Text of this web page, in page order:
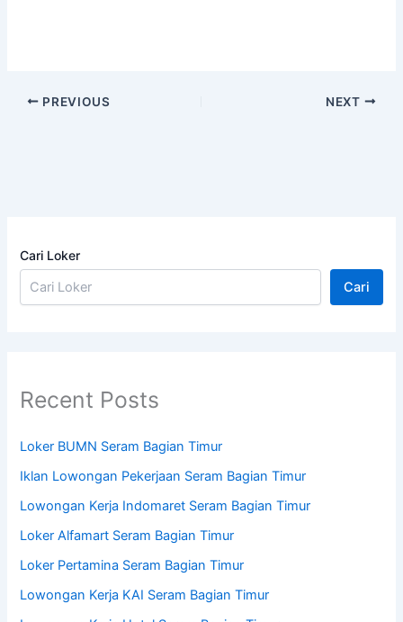
PREVIOUS NEXT
Cari Loker
Cari
Recent Posts
Loker BUMN Seram Bagian Timur
Iklan Lowongan Pekerjaan Seram Bagian Timur
Lowongan Kerja Indomaret Seram Bagian Timur
Loker Alfamart Seram Bagian Timur
Loker Pertamina Seram Bagian Timur
Lowongan Kerja KAI Seram Bagian Timur